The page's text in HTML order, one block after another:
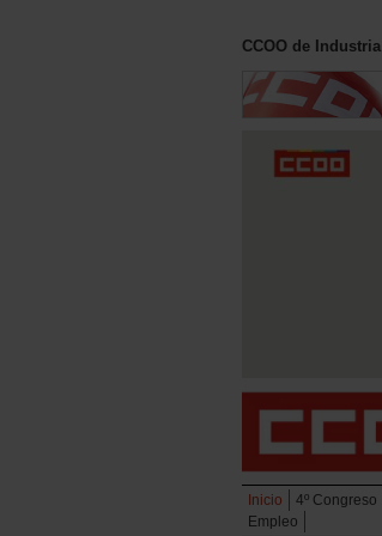
CCOO de Industria
Inicio 4º Congreso
Empleo